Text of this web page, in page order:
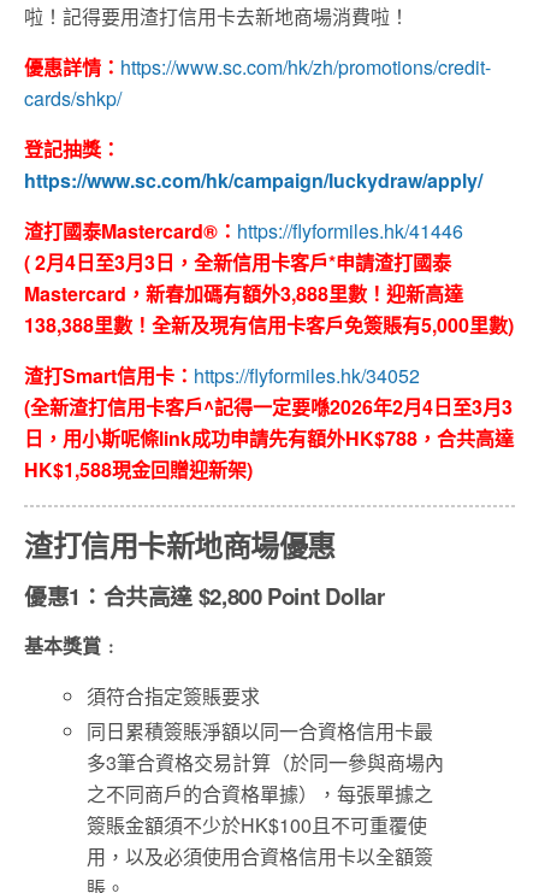
啦！記得要用渣打信用卡去新地商場消費啦！
優惠詳情： https://www.sc.com/hk/zh/promotions/credit-
cards/shkp/
登記抽獎：
https://www.sc.com/hk/campaign/luckydraw/apply/
渣打國泰Mastercard®： https://flyformiles.hk/41446
( 2月4日至3月3日，全新信用卡客戶*申請渣打國泰
Mastercard，新春加碼有額外3,888里數！迎新高達
138,388里數！全新及現有信用卡客戶免簽賬有5,000里數)
渣打Smart信用卡： https://flyformiles.hk/34052
(全新渣打信用卡客戶^記得一定要喺2026年2月4日至3月3
日，用小斯呢條link成功申請先有額外HK$788，合共高達
HK$1,588現金回贈迎新架)
渣打信用卡新地商場優惠
優惠1：合共高達 $2,800 Point Dollar
基本獎賞﹕
須符合指定簽賬要求
同日累積簽賬淨額以同一合資格信用卡最
多3筆合資格交易計算（於同一參與商場內
之不同商戶的合資格單據），每張單據之
簽賬金額須不少於HK$100且不可重覆使
用，以及必須使用合資格信用卡以全額簽